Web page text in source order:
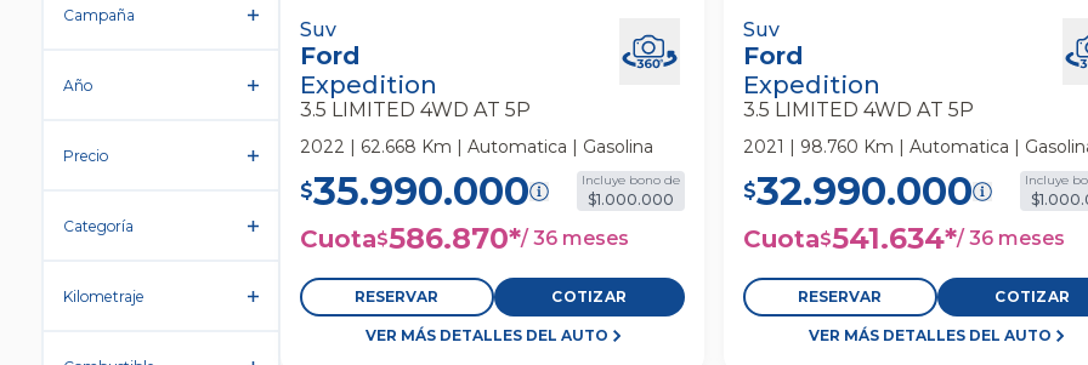
Campaña
Año
Precio
Categoría
Kilometraje
Ford Expedition 3.5 Limited 4wd At 5p
Suv
Suv
Ford
Expedition
3.5 LIMITED 4WD AT 5P
2022 | 62.668 Km | Automatica | Gasolina
$35.990.000 Incluye bono de
$1.000.000
Cuota$586.870*/ 36 meses
RESERVAR COTIZAR
VER MÁS DETALLES DEL AUTO
Ford Expedition 3.5 Limited 4wd At
Suv
Suv
Ford
Expedition
3.5 LIMITED 4WD AT 5P
2021 | 98.760 Km | Automatica |
$32.990.000 Incluye
Cuota$541.634*/ 36 meses
RESERVAR COTIZAR
VER MÁS DETALLES DEL AUTO